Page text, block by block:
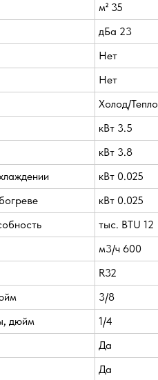
м² 35
дБа 23
Нет
Нет
Холод/Тепло
кВт 3.5
кВт 3.8
кВт 0.025
кВт 0.025
тыс. BTU 12
м3/ч 600
R32
3/8
дюйм
1/4
Да
Да